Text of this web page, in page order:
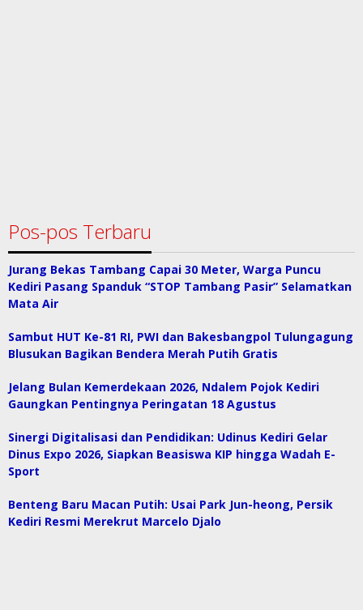
Pos-pos Terbaru
Jurang Bekas Tambang Capai 30 Meter, Warga Puncu
Kediri Pasang Spanduk “STOP Tambang Pasir” Selamatkan
Mata Air
Sambut HUT Ke-81 RI, PWI dan Bakesbangpol Tulungagung
Blusukan Bagikan Bendera Merah Putih Gratis
Jelang Bulan Kemerdekaan 2026, Ndalem Pojok Kediri
Gaungkan Pentingnya Peringatan 18 Agustus
Sinergi Digitalisasi dan Pendidikan: Udinus Kediri Gelar
Dinus Expo 2026, Siapkan Beasiswa KIP hingga Wadah E-
Sport
Benteng Baru Macan Putih: Usai Park Jun-heong, Persik
Kediri Resmi Merekrut Marcelo Djalo